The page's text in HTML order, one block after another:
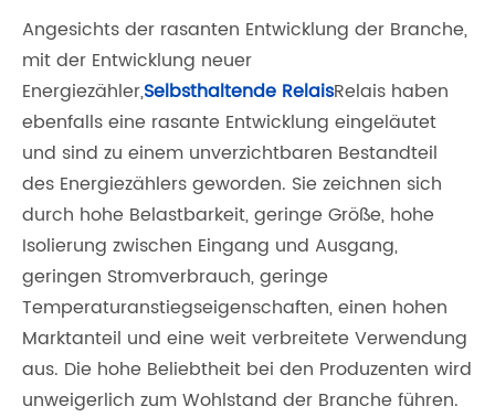
Angesichts der rasanten Entwicklung der Branche,
mit der Entwicklung neuer
Energiezähler,Selbsthaltende RelaisRelais haben
ebenfalls eine rasante Entwicklung eingeläutet
und sind zu einem unverzichtbaren Bestandteil
des Energiezählers geworden. Sie zeichnen sich
durch hohe Belastbarkeit, geringe Größe, hohe
Isolierung zwischen Eingang und Ausgang,
geringen Stromverbrauch, geringe
Temperaturanstiegseigenschaften, einen hohen
Marktanteil und eine weit verbreitete Verwendung
aus. Die hohe Beliebtheit bei den Produzenten wird
unweigerlich zum Wohlstand der Branche führen.